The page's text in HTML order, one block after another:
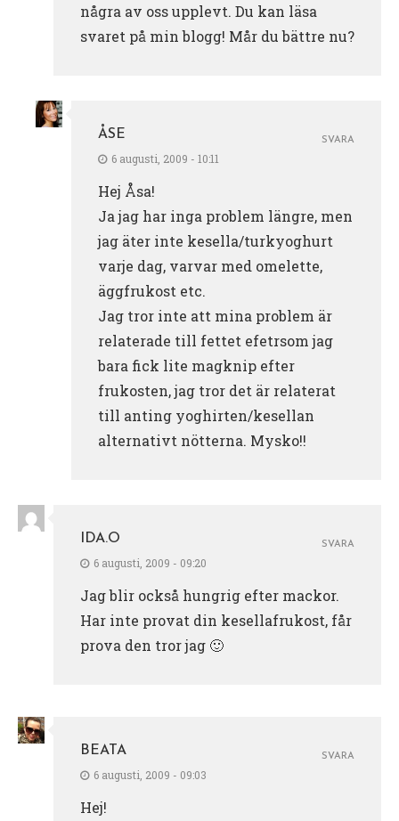
några av oss upplevt. Du kan läsa
svaret på min blogg! Mår du bättre nu?
ÅSE
6 augusti, 2009 - 10:11
Hej Åsa!
Ja jag har inga problem längre, men
jag äter inte kesella/turkyoghurt
varje dag, varvar med omelette,
äggfrukost etc.
Jag tror inte att mina problem är
relaterade till fettet efetrsom jag
bara fick lite magknip efter
frukosten, jag tror det är relaterat
till anting yoghirten/kesellan
alternativt nötterna. Mysko!!
SVARA
IDA.O
6 augusti, 2009 - 09:20
Jag blir också hungrig efter mackor.
Har inte provat din kesellafrukost, får
prova den tror jag 🙂
SVARA
BEATA
6 augusti, 2009 - 09:03
Hej!
SVARA